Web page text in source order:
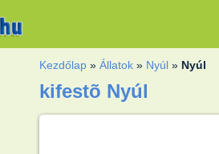
Kezdőlap »Állatok » Nyúl » Nyúl
kifestõ Nyúl